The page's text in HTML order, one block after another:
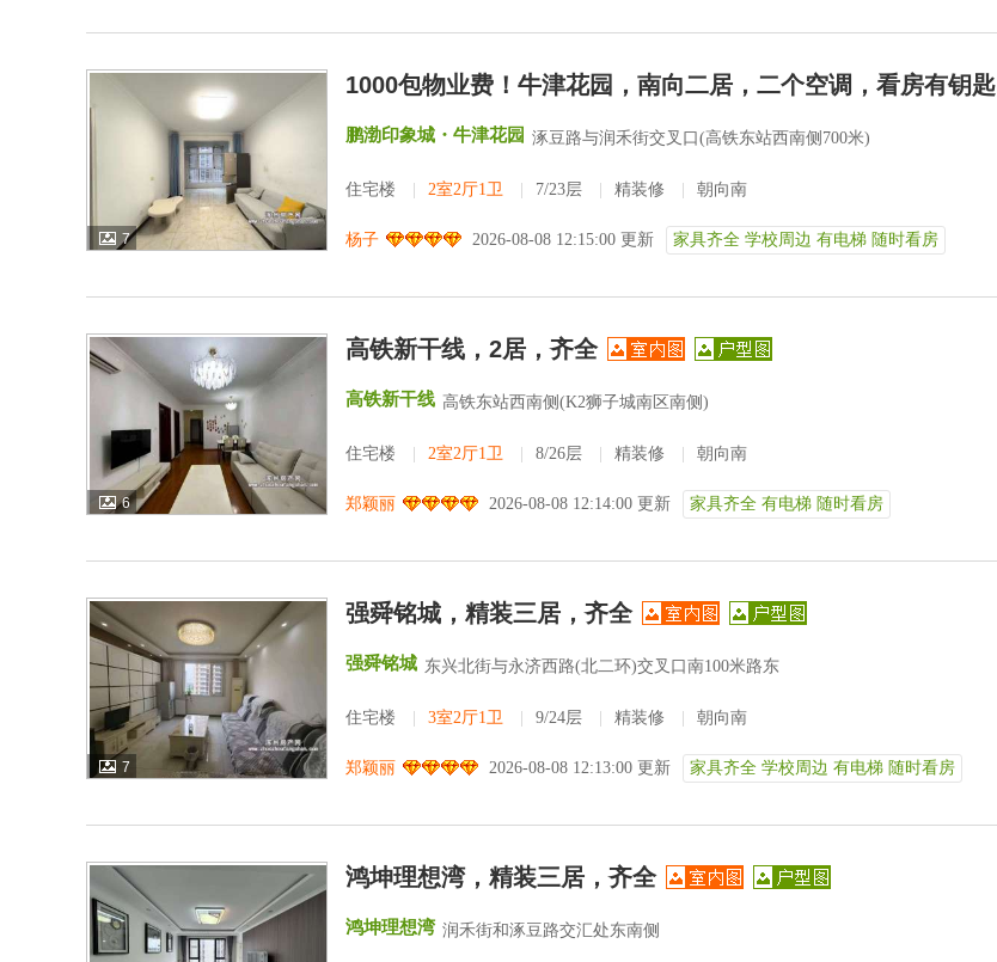
7
1000包物业费！牛津花园，南向二居，二个空调，看房有钥匙
鹏渤印象城・牛津花园 涿豆路与润禾街交叉口(高铁东站西南侧700米)
住宅楼 2室2厅1卫 7/23层 精装修 朝向南
杨子 2026-08-08 12:15:00 更新 家具齐全 学校周边 有电梯 随时看房
6
高铁新干线，2居，齐全
高铁新干线 高铁东站西南侧(K2狮子城南区南侧)
住宅楼 2室2厅1卫 8/26层 精装修 朝向南
郑颖丽 2026-08-08 12:14:00 更新 家具齐全 有电梯 随时看房
7
强舜铭城，精装三居，齐全
强舜铭城 东兴北街与永济西路(北二环)交叉口南100米路东
住宅楼 3室2厅1卫 9/24层 精装修 朝向南
郑颖丽 2026-08-08 12:13:00 更新 家具齐全 学校周边 有电梯 随时看房
鸿坤理想湾，精装三居，齐全
鸿坤理想湾 润禾街和涿豆路交汇处东南侧